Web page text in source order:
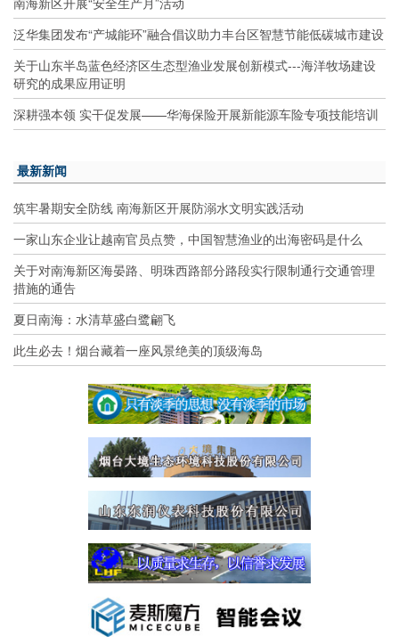
泛华集团发布“产城能环”融合倡议助力丰台区智慧节能低碳城市建设
关于山东半岛蓝色经济区生态型渔业发展创新模式---海洋牧场建设
研究的成果应用证明
深耕强本领 实干促发展——华海保险开展新能源车险专项技能培训
最新新闻
筑牢暑期安全防线 南海新区开展防溺水文明实践活动
一家山东企业让越南官员点赞，中国智慧渔业的出海密码是什么
关于对南海新区海晏路、明珠西路部分路段实行限制通行交通管理
措施的通告
夏日南海：水清草盛白鹭翩飞
此生必去！烟台藏着一座风景绝美的顶级海岛